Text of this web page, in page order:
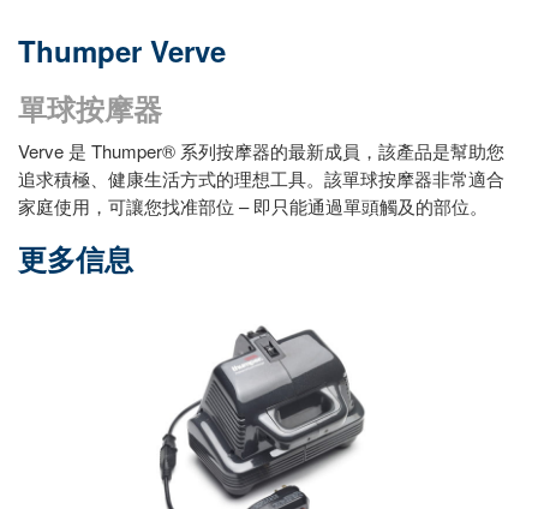
Thumper Verve
單球按摩器
Verve 是 Thumper® 系列按摩器的最新成員，該產品是幫助您
追求積極、健康生活方式的理想工具。該單球按摩器非常適合
家庭使用，可讓您找准部位 – 即只能通過單頭觸及的部位。
更多信息